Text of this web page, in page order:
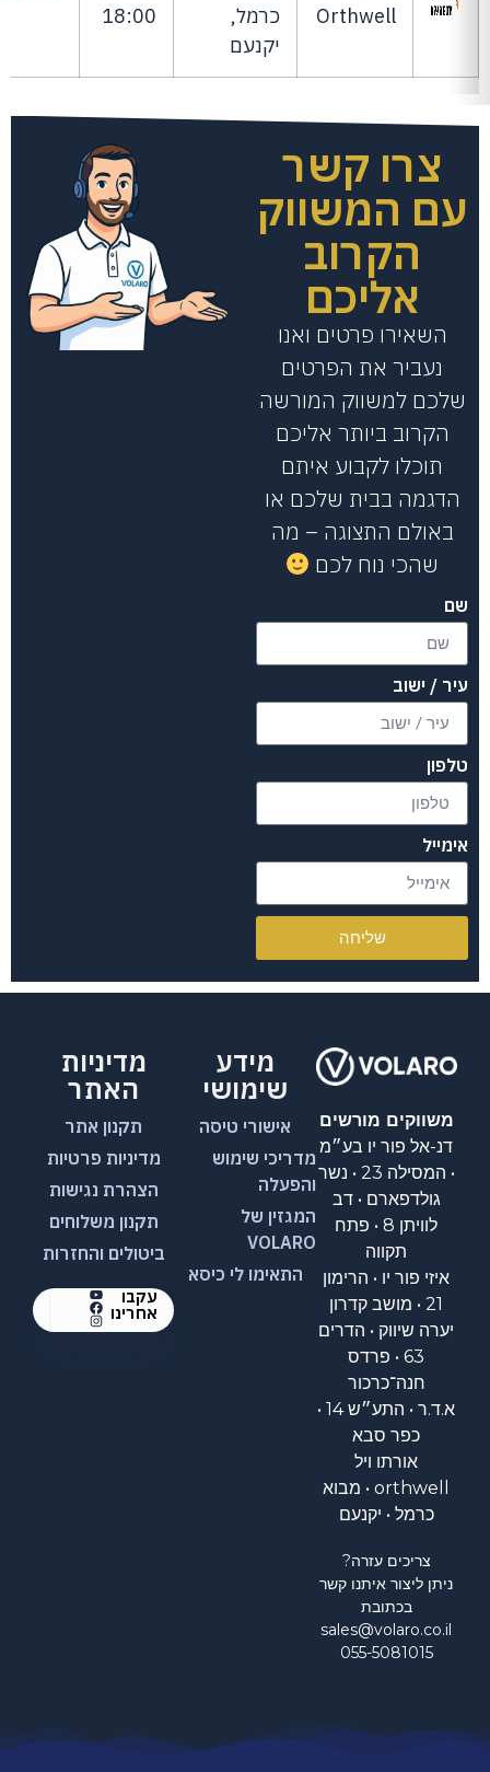
Orthwell
כרמל,
יקנעם
18:00
צרו קשר
עם המשווק
הקרוב
אליכם
השאירו פרטים ואנו
נעביר את הפרטים
שלכם למשווק המורשה
הקרוב ביותר אליכם
תוכלו לקבוע איתם
הדגמה בבית שלכם או
באולם התצוגה – מה
שהכי נוח לכם
שם
עיר / ישוב
טלפון
אימייל
שליחה
משווקים מורשים
דנ-אל פור יו בע״מ
• המסילה 23 • נשר
גולדפארם • דב
לוויתן 8 • פתח
תקווה
איזי פור יו • הרימון
21 • מושב קדרון
יערה שיווק • הדרים
63 • פרדס
חנה־כרכור
א.ד.ר • התע״ש 14 •
כפר סבא
אורתו ויל
orthwell • מבוא
כרמל • יקנעם
צריכים עזרה?
ניתן ליצור איתנו קשר
בכתובת
sales@volaro.co.il
055-5081015
מידע
שימושי
אישורי טיסה
מדריכי שימוש
והפעלה
המגזין של
VOLARO
התאימו לי כיסא
מדיניות
האתר
תקנון אתר
מדיניות פרטיות
הצהרת נגישות
תקנון משלוחים
ביטולים והחזרות
עקבו
אחרינו